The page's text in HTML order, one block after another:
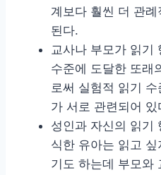
계보다 훨씬 더 관
된다.
교사나 부모가 읽기
수준에 도달한 또래
로써 실험적 읽기
가 서로 관련되어
성인과 자신의 읽기
식한 유아는 읽고
기도 하는데 부모와